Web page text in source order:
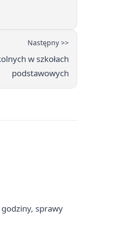
Następny >>
w szkołach
podstawowych
sprawy